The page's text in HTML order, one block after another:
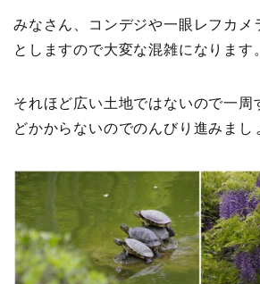
みなさん、コンデジや一眼レフカメ
としますので大変な混雑になります
それほど広い土地ではないので一周
どかからないのでのんびり進みまし